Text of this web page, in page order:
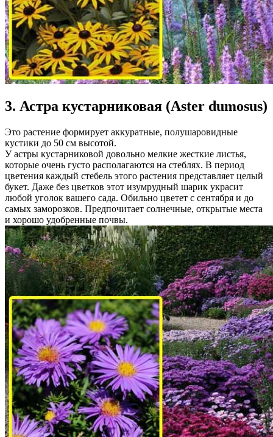
3. Астра кустарниковая (Aster dumosus)
Это растение формирует аккуратные, полушаровидные
кустики до 50 см высотой.
У астры кустарниковой довольно мелкие жесткие листья,
которые очень густо располагаются на стеблях. В период
цветения каждый стебель этого растения представляет целый
букет. Даже без цветков этот изумрудный шарик украсит
любой уголок вашего сада. Обильно цветет с сентября и до
самых заморозков. Предпочитает солнечные, открытые места
и хорошо удобренные почвы.